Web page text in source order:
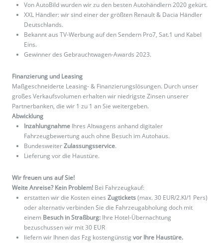
Von AutoBild wurden wir zu den besten Autohändlern 2020 gekürt.
XXL Händler: wir sind einer der größten Renault & Dacia Händler
Deutschlands.
Bekannt aus TV-Werbung auf den Sendern Pro7, Sat.1 und Kabel
Eins.
Gewinner des Gebrauchtwagen-Awards 2023.
Finanzierung und Leasing
Maßgeschneiderte Leasing- & Finanzierungslösungen. Durch unser
großes Verkaufsvolumen erhalten wir niedrigste Zinsen unserer
Partnerbanken, die wir 1 zu 1 an Sie weitergeben.
Abwicklung
Inzahlungnahme Ihres Altwagens anhand digitaler
Fahrzeugbewertung auch ohne Besuch im Autohaus.
BundesweiterZulassungsservice.
Lieferung vor die Haustüre.
Wir freuen uns auf Sie!
Weite Anreise? Kein Problem! Bei Fahrzeugkauf:
erstatten wir die Kosten eines Zugtickets(max. 30 EUR/2.Kl/1 Pers)
oder alternativ verbinden Sie die Fahrzeugabholung doch mit
einem Besuch in Straßburg: Ihre Hotel-Übernachtung
bezuschussen wir mit 30 EUR
liefern wir Ihnen das Fzg kostengünstig vor Ihre Haustüre.